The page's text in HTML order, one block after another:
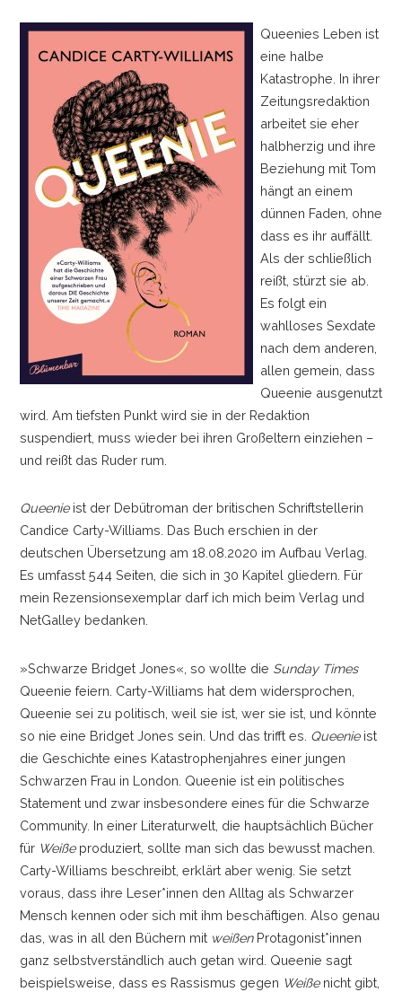
Queenies Leben ist
eine halbe
Katastrophe. In ihrer
Zeitungsredaktion
arbeitet sie eher
halbherzig und ihre
Beziehung mit Tom
hängt an einem
dünnen Faden, ohne
dass es ihr auffällt.
Als der schließlich
reißt, stürzt sie ab.
Es folgt ein
wahlloses Sexdate
nach dem anderen,
allen gemein, dass
Queenie ausgenutzt
wird. Am tiefsten Punkt wird sie in der Redaktion
suspendiert, muss wieder bei ihren Großeltern einziehen –
und reißt das Ruder rum.
Queenieist der Debütroman der britischen Schriftstellerin
Candice Carty-Williams. Das Buch erschien in der
deutschen Übersetzung am 18.08.2020 im Aufbau Verlag.
Es umfasst 544 Seiten, die sich in 30 Kapitel gliedern. Für
mein Rezensionsexemplar darf ich mich beim Verlag und
NetGalley bedanken.
»Schwarze Bridget Jones«, so wollte die Sunday Times
Queenie feiern. Carty-Williams hat dem widersprochen,
Queenie sei zu politisch, weil sie ist, wer sie ist, und könnte
so nie eine Bridget Jones sein. Und das trifft es. Queenieist
die Geschichte eines Katastrophenjahres einer jungen
Schwarzen Frau in London. Queenie ist ein politisches
Statement und zwar insbesondere eines für die Schwarze
Community. In einer Literaturwelt, die hauptsächlich Bücher
für Weißeproduziert, sollte man sich das bewusst machen.
Carty-Williams beschreibt, erklärt aber wenig. Sie setzt
voraus, dass ihre Leser*innen den Alltag als Schwarzer
Mensch kennen oder sich mit ihm beschäftigen. Also genau
das, was in all den Büchern mit weißenProtagonist*innen
ganz selbstverständlich auch getan wird. Queenie sagt
beispielsweise, dass es Rassismus gegen Weißenicht gibt,